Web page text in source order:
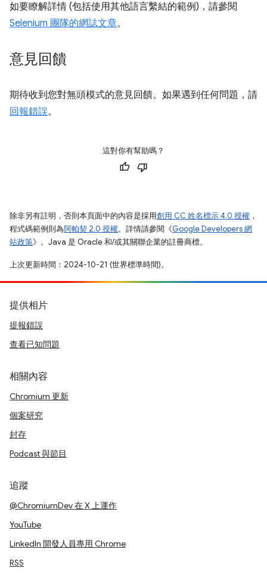
如要瞭解詳情 (包括使用其他語言繫結的範例)，請參閱
Selenium 團隊的網誌文章。
意見回饋
期待收到您對無頭模式的意見回饋。如果遇到任何問題，請
回報錯誤。
這對你有幫助嗎？
除非另有註明，否則本頁面中的內容是採用創用 CC 姓名標示 4.0 授權 ，
程式碼範例則為阿帕契 2.0 授權。詳情請參閱《Google Developers 網
站政策》。Java 是 Oracle 和/或其關聯企業的註冊商標。
上次更新時間：2024-10-21 (世界標準時間)。
提供相片
提報錯誤
查看已知問題
相關內容
Chromium 更新
個案研究
封存
Podcast 與節目
追蹤
@ChromiumDev 在 X 上運作
YouTube
LinkedIn 開發人員專用 Chrome
RSS